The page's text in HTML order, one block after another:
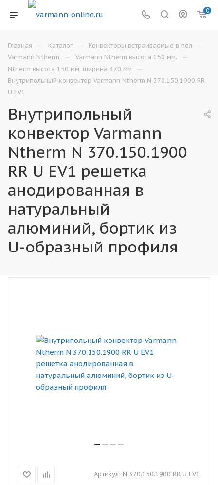
0
Главная — Каталог — Конвекторы встраиваемые в пол —
Varmann Ntherm — Varmann Ntherm высота 150 мм. —
Ntherm высота 150 мм, ширина 370 мм —
Внутрипольный конвектор Varmann Ntherm N 370.150.1900 RR
U EV1
Внутрипольный
конвектор Varmann
Ntherm N 370.150.1900
RR U EV1 решетка
анодированная в
натуральный
алюминий, бортик из
U-образный профиля
Артикул: N 370.150.1900 RR U EV1